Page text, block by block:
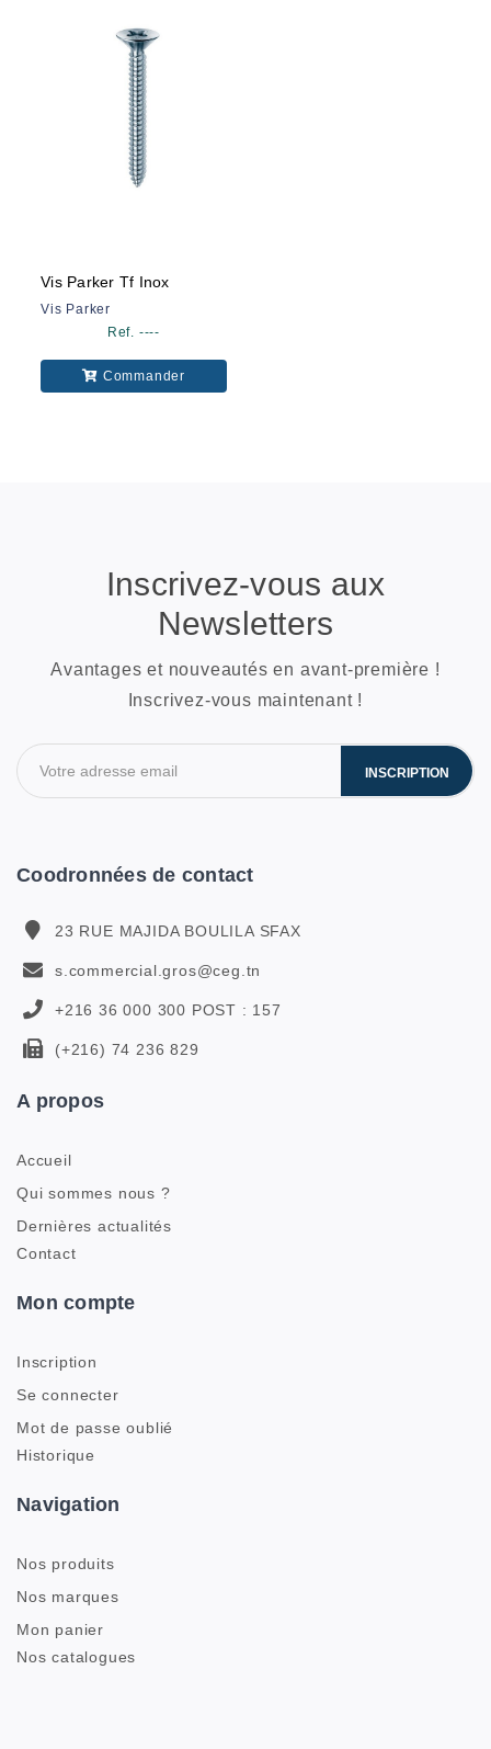
Vis Parker Tf Inox
Vis Parker
Ref. ----
Commander
Inscrivez-vous aux
Newsletters
Avantages et nouveautés en avant-première !
Inscrivez-vous maintenant !
INSCRIPTION
Coodronnées de contact
23 RUE MAJIDA BOULILA SFAX
s.commercial.gros@ceg.tn
+216 36 000 300 POST : 157
(+216) 74 236 829
A propos
Accueil
Qui sommes nous ?
Dernières actualités
Contact
Mon compte
Inscription
Se connecter
Mot de passe oublié
Historique
Navigation
Nos produits
Nos marques
Mon panier
Nos catalogues